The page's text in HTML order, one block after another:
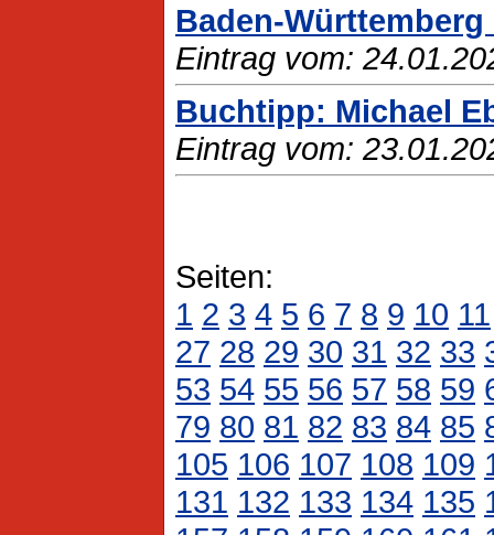
Baden-
Eintrag vom:
Buchtipp: Michael
Eintrag vom:
Seiten:
1 2 3 4 5 6 7 8 9 10 11
27 28 29 30 31 32 33
53 54 55 56 57 58 59
79 80 81 82 83 84 85
105 106 107 108 109
131 132 133 134 135